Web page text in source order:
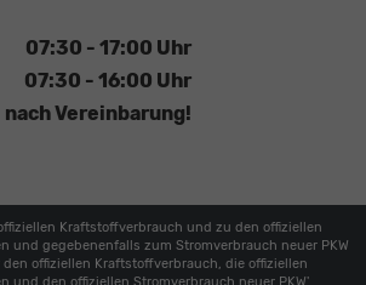
07:30 - 17:00 Uhr
07:30 - 16:00 Uhr
nach Vereinbarung!
Kraftstoffverbrauch und zu den offiziellen
und gegebenenfalls zum Stromverbrauch neuer PKW
offiziellen Kraftstoffverbrauch, die offiziellen
und den offiziellen Stromverbrauch neuer PKW'